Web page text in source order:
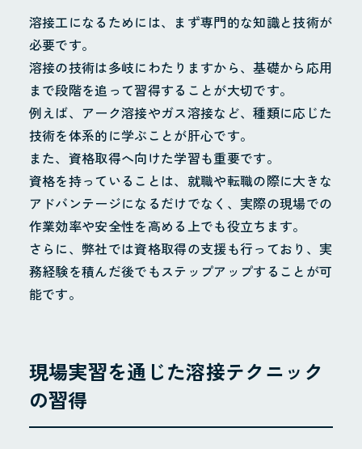
溶接工になるためには、まず専門的な知識と技術が
必要です。
溶接の技術は多岐にわたりますから、基礎から応用
まで段階を追って習得することが大切です。
例えば、アーク溶接やガス溶接など、種類に応じた
技術を体系的に学ぶことが肝心です。
また、資格取得へ向けた学習も重要です。
資格を持っていることは、就職や転職の際に大きな
アドバンテージになるだけでなく、実際の現場での
作業効率や安全性を高める上でも役立ちます。
さらに、弊社では資格取得の支援も行っており、実
務経験を積んだ後でもステップアップすることが可
能です。
現場実習を通じた溶接テクニック
の習得